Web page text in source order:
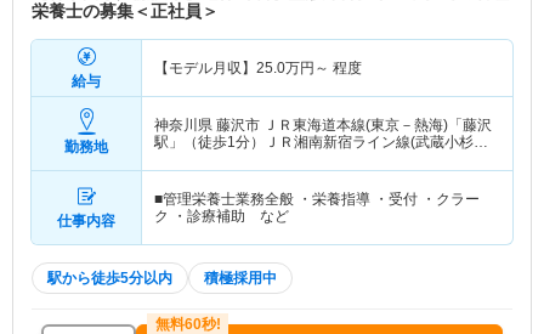
栄養士の募集＜正社員＞
給与
【モデル月収】 25.0万円～ 程度
勤務地
神奈川県 藤沢市
ＪＲ東海道本線(東京－熱海)「藤沢
駅」（徒歩1分）ＪＲ湘南新宿ライン線(武蔵小杉－
仕事内容
■管理栄養士業務全般 ・栄養指導 ・受付 ・クラー
ク ・診療補助 など
駅から徒歩5分以内 積極採用中